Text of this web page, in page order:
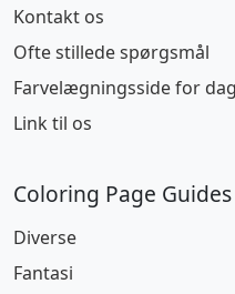
Kontakt os
Ofte stillede spørgsmål
Farvelægningsside for
Link til os
Coloring Page Guides
Diverse
Fantasi